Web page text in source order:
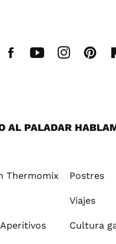
AL PALADAR
Thermomix Postres
Viajes
Cultura